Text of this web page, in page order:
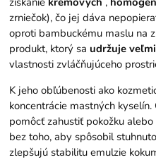
zrniečok), čo jej dáva
oproti bambuckému maslu na
produkt, ktorý sa udržuje
vlastnosti zvláčňujúceho
K jeho obľúbenosti ako
koncentrácie mastných
pomôcť zahustiť pokožku
bez toho, aby spôsobil
zlepšujú stabilitu emulzie